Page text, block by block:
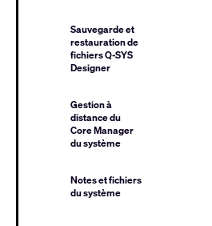
Sauvegarde et
restauration de
fichiers Q-SYS
Designer
Gestion à
distance du
Core Manager
du système
Notes et fichiers
du système